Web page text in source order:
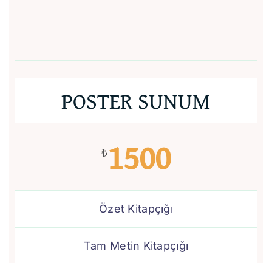
POSTER SUNUM
₺1500
Özet Kitapçığı
Tam Metin Kitapçığı